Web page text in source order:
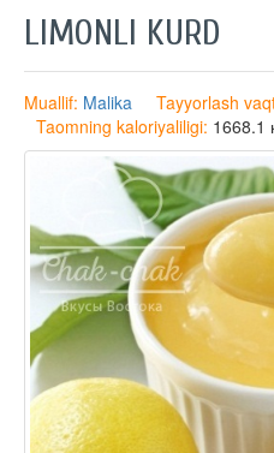
LIMONLI KURD
Muallif: Malika Tayyorlash
Taomning kaloriyaliligi: 1668.1